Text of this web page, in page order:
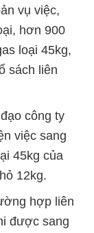
vụ việc,
hơn 900
loại 45kg,
sách liên
công ty
việc sang
45kg của
12kg.
hợp liên
được sang